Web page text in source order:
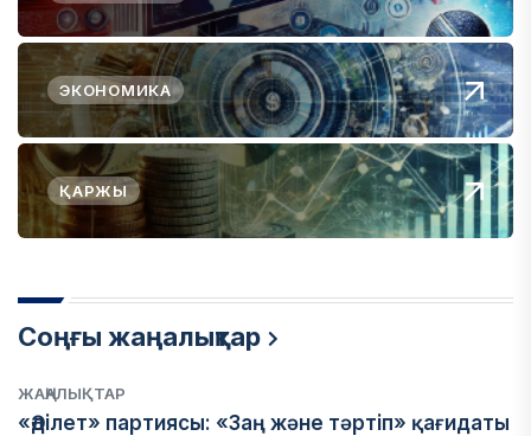
ЭКОНОМИКА
ҚАРЖЫ
Соңғы жаңалықтар
ЖАҢАЛЫҚТАР
«Әділет» партиясы: «Заң және тәртіп» қағидаты